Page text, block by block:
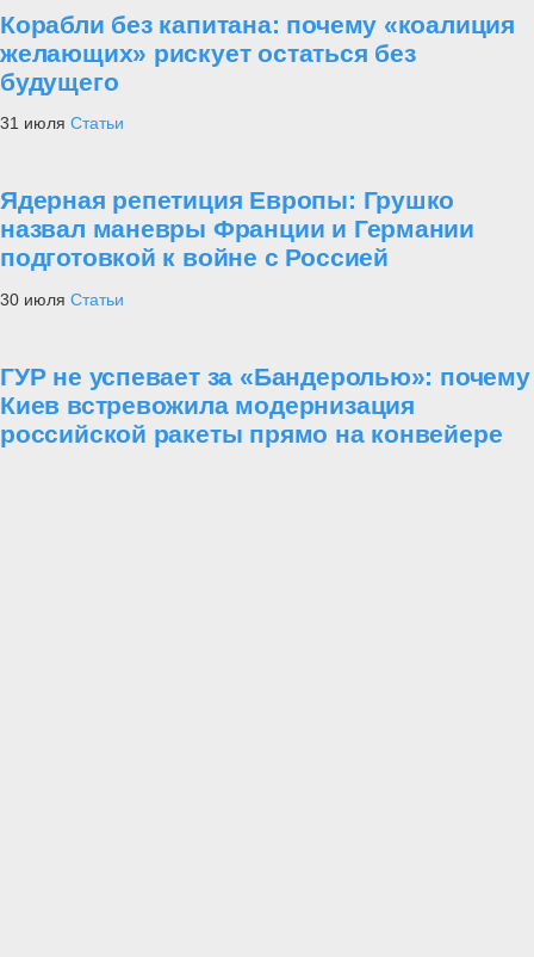
Корабли без капитана: почему «коалиция
желающих» рискует остаться без
будущего
31 июля Статьи
Ядерная репетиция Европы: Грушко
назвал маневры Франции и Германии
подготовкой к войне с Россией
30 июля Статьи
ГУР не успевает за «Бандеролью»: почему
Киев встревожила модернизация
российской ракеты прямо на конвейере